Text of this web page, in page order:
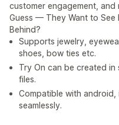
customer engagement, and
Guess — They Want to See
Behind?
Supports jewelry,
shoes, bow ties etc.
Try On can be created in
files.
Compatible with android,
seamlessly.